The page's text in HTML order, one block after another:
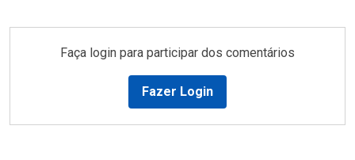
Faça login para participar dos comentários
Fazer Login